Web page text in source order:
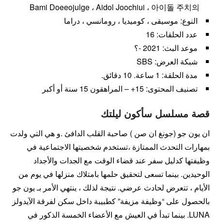
Bami Doeeojulge ، Aidol Joochiui ، 아이돌 주치의
النوع: موسيقى ، كوميديا ​​، رومانسي ، دراما
عدد الحلقات: 16
موعد البث: 2021 -؟
شبكة العرض: SBS
مدة الحلقة: 1 ساعة. 10 دقائق.
تصنيف المحتوى: 15+ – المراهقون 15 سنة أو أكبر
قصة مسلسل سأكون ليلتك
ان يون جو (جونغ ان صن ) صاحبة القلب الدافئ .و هي التي ولدت
بمهارات التحدث الممتازة ،تستخدم شخصيتها الاجتماعية في
وظيفتها كدليل سفر عند قضاء الوقت مع الجدات والأجداد
الوحيدين. بينما تسعى لتحقيق حلمها بامتلاك منزلها في يوم من
الأيام ، تتعرض لحادث عرضي. نتيجة لذلك ، ينتهي الأمر بـ يون جو
بالحصول على “وظيفة مزيفة” كطبيبة داخل سكن لفرقة الآيدولز
LUNA. بينما تبدأ في العيش مع الأعضاء الخمسة الذكور في